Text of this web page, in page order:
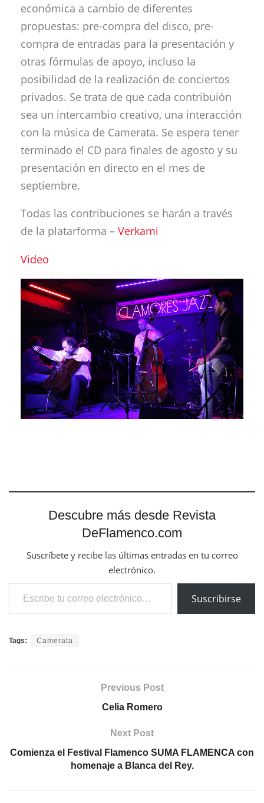
económica a cambio de diferentes
propuestas: pre-compra del disco, pre-
compra de entradas para la presentación y
otras fórmulas de apoyo, incluso la
posibilidad de la realización de conciertos
privados. Se trata de que cada contribuión
sea un intercambio creativo, una interacción
con la música de Camerata. Se espera tener
terminado el CD para finales de agosto y su
presentación en directo en el mes de
septiembre.
Todas las contribuciones se harán a través
de la platarforma – Verkami
Video
Descubre más desde Revista
DeFlamenco.com
Suscríbete y recibe las últimas entradas en tu correo
electrónico.
Escribe tu correo electrónico…
Suscribirse
Tags: Camerata
Previous Post
Celia Romero
Next Post
Comienza el Festival Flamenco SUMA FLAMENCA con
homenaje a Blanca del Rey.